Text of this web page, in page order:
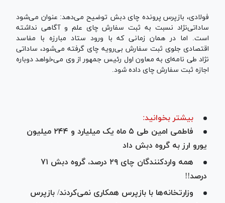
فولادی، بازپرس پرونده چای دبش توضیح می‌دهد: عنوان می‌شود
ساداتی‌نژاد نسبت به ثبت سفارش چای علم و آگاهی نداشته
است. اما در همان زمانی که با ورود ستاد مبارزه با مفاسد
اقتصادی جلوی ثبت سفارش بی‌رویه چای گرفته می‌شود، ساداتی
نژاد طی نامه‌ای به معاون اول رئیس جمهور از وی می‌خواهد دوباره
اجازه ثبت سفارش چای داده شود.
بیشتر بخوانید:
فاطمی امین طی ۵ ماه یک میلیارد و ۲۴۴ میلیون
یورو ارز به گروه دبش داد
همه واردکنندگان چای ۲۹ درصد، گروه دبش ۷۱
درصد!!
وزارتخانه‌ها با بازپرس همکاری نمی‌کردند/ بازپرس